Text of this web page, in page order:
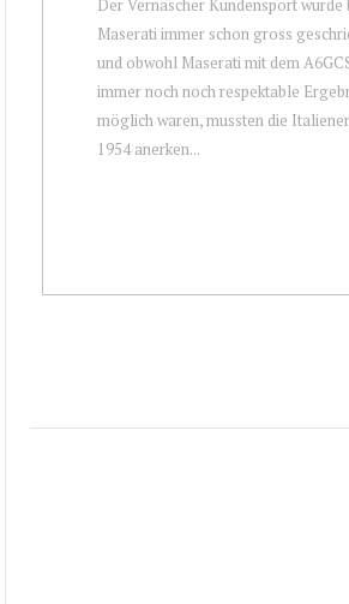
Der Vernascher Kundensport wurde
Maserati immer schon gross
und obwohl Maserati mit dem
immer noch noch respektable
möglich waren, mussten die Italiener
1954 anerken...